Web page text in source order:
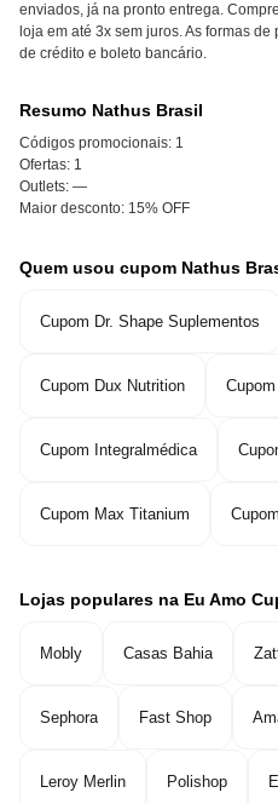
enviados, já na pronto entrega.
loja em até 3x sem juros. As formas
de crédito e boleto bancário.
Resumo Nathus Brasil
Códigos promocionais: 1
Ofertas: 1
Outlets: —
Maior desconto: 15% OFF
Quem usou cupom Nathus
Cupom Dr. Shape Suplementos
Cupom Dux Nutrition
Cupom Integralmédica
Cupom Max Titanium
Lojas populares na Eu Amo
Mobly Casas Bahia
Sephora Fast Shop
Leroy Merlin Polishop